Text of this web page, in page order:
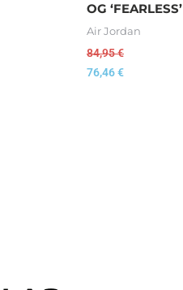
OG ‘FEARLESS’
Air Jordan
84,95€
76,46€